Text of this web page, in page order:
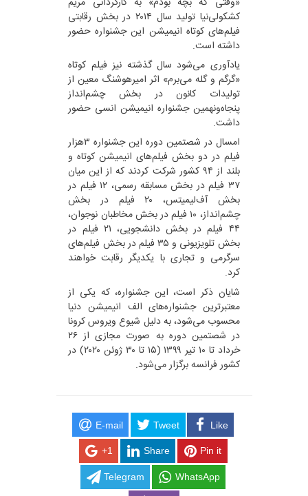
کشکولی‌نیا تولید سال ۲۰۱۴ در بخش رقابتی
فیلم‌های کوتاه انیمیشن این جشنواره حضور
داشته است.
یادآوری می‌شود سال گذشته نیز فیلم کوتاه
«گرگم و گله می‌برم» اثر امیرهوشنگ معین از
تولیدات کانون در بخش چشم‌انداز
پنجاه‌ونهمین جشنواره انیمیشن انسی حضور
داشت.
امسال در شصتمین دوره این جشنواره ۳هزار
فیلم در دو بخش فیلم‌های انیمیشن کوتاه و
بلند از ۹۴ کشور شرکت کردند که از این میان
۳۷ فیلم در بخش مسابقه رسمی، ۱۲ فیلم در
بخش آف‌لیمیتس‌، ۲۰ فیلم در بخش
چشم‌انداز، ۱۰ فیلم در بخش مخاطبان نوجوان،
۴۴ فیلم در بخش دانشجویی، ۲۱ فیلم در
بخش تلویزیونی و ۳۵ فیلم در بخش فیلم‌های
سرگرمی و تجاری با یکدیگر رقابت خواهند
کرد.
شایان ذکر است، این جشنواره، که یکی از
معتبرترین جشنواره‌های الف انیمیشن دنیا
محسوب می‌شود، به دلیل شیوع ویروس کرونا
در شصتمین دوره به صورت مجازی از ۲۶
خرداد تا ۱۰ تیر ۱۳۹۹ (۱۵ تا ۳۰ ژوئن ۲۰۲۰) در
کشور فرانسه برگزار می‌شود.
E-mail Tweet Like
+1 Share Pin it
Telegram WhatsApp